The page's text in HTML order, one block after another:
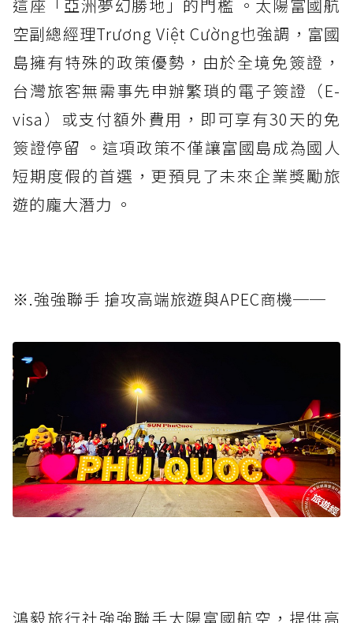
這座「亞洲夢幻勝地」的門檻 。太陽富國航
空副總經理Trương Việt Cường也強調，富國
島擁有特殊的政策優勢，由於全境免簽證，
台灣旅客無需事先申辦繁瑣的電子簽證（E-
visa）或支付額外費用，即可享有30天的免
簽證停留 。這項政策不僅讓富國島成為國人
短期度假的首選，更預見了未來企業獎勵旅
遊的龐大潛力 。
※.強強聯手 搶攻高端旅遊與APEC商機──
鴻毅旅行社強強聯手太陽富國航空，提供高